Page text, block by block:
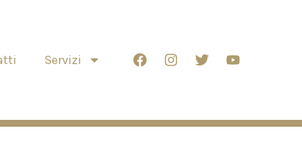
Servizi